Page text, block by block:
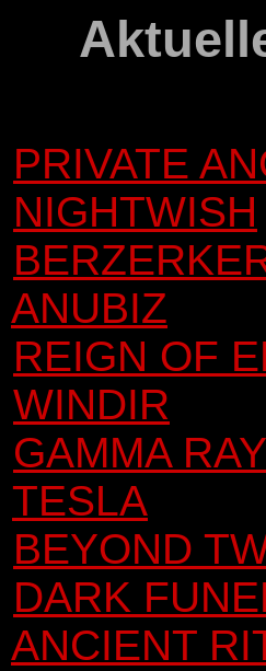
PRIVATE
NIGHTWISH
ANUBIZ
REIGN OF
WINDIR
GAMMA RAY
TESLA
BEYOND
DARK
ANCIENT